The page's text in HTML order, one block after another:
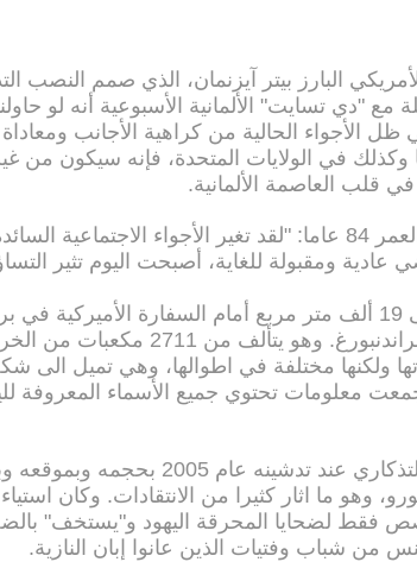
البارز بيتر آيزنمان، الذي صمم النصب
مع "دي تسايت" الألمانية الأسبوعية أنه لو
ظل الأجواء الحالية من كراهية الأجانب
وكذلك في الولايات المتحدة، فإنه سيكون من
قلب العاصمة الألمانية.
ويقول آيزنمان البالغ من العمر 84 عاما: "لقد تغير الأجواء
عادية ومقبولة للغاية، أصبحت اليوم تثير
اقيم النصب التذكاري على 19 ألف متر مربع أمام السفارة
مسافة قصيرة من بوابة براندنبورغ. وهو
ولكنها مختلفة في اطوالها، وهي تميل الى
معلومات تحتوي جميع الأسماء المعروفة
وقد بلغت تكلفة النصب التذكاري عند تدشينه
نحو 25 مليون يورو، وهو ما اثار كثيرا من الانتقادات. وكان
فقط لضحايا المحرقة اليهود و"يستخف"
من شباب وفتيات الذين عانوا إبان النازية.